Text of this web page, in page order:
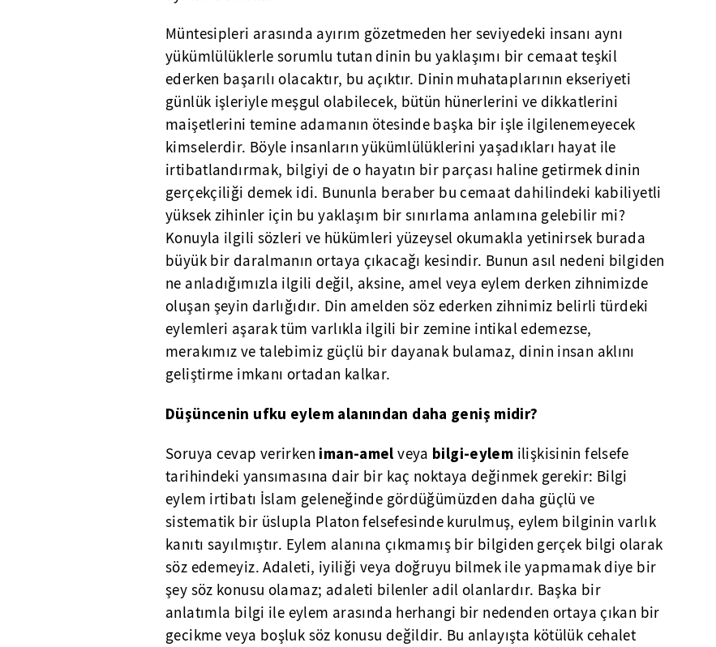
Müntesipleri arasında ayırım gözetmeden her seviyedeki insanı aynı
yükümlülüklerle sorumlu tutan dinin bu yaklaşımı bir cemaat teşkil
ederken başarılı olacaktır, bu açıktır. Dinin muhataplarının ekseriyeti
günlük işleriyle meşgul olabilecek, bütün hünerlerini ve dikkatlerini
maişetlerini temine adamanın ötesinde başka bir işle ilgilenemeyecek
kimselerdir. Böyle insanların yükümlülüklerini yaşadıkları hayat ile
irtibatlandırmak, bilgiyi de o hayatın bir parçası haline getirmek dinin
gerçekçiliği demek idi. Bununla beraber bu cemaat dahilindeki kabiliyetli
yüksek zihinler için bu yaklaşım bir sınırlama anlamına gelebilir mi?
Konuyla ilgili sözleri ve hükümleri yüzeysel okumakla yetinirsek burada
büyük bir daralmanın ortaya çıkacağı kesindir. Bunun asıl nedeni bilgiden
ne anladığımızla ilgili değil, aksine, amel veya eylem derken zihnimizde
oluşan şeyin darlığıdır. Din amelden söz ederken zihnimiz belirli türdeki
eylemleri aşarak tüm varlıkla ilgili bir zemine intikal edemezse,
merakımız ve talebimiz güçlü bir dayanak bulamaz, dinin insan aklını
geliştirme imkanı ortadan kalkar.
Düşüncenin ufku eylem alanından daha geniş midir?
Soruya cevap verirken iman-amel veya bilgi-eylem ilişkisinin felsefe
tarihindeki yansımasına dair bir kaç noktaya değinmek gerekir: Bilgi
eylem irtibatı İslam geleneğinde gördüğümüzden daha güçlü ve
sistematik bir üslupla Platon felsefesinde kurulmuş, eylem bilginin varlık
kanıtı sayılmıştır. Eylem alanına çıkmamış bir bilgiden gerçek bilgi olarak
söz edemeyiz. Adaleti, iyiliği veya doğruyu bilmek ile yapmamak diye bir
şey söz konusu olamaz; adaleti bilenler adil olanlardır. Başka bir
anlatımla bilgi ile eylem arasında herhangi bir nedenden ortaya çıkan bir
gecikme veya boşluk söz konusu değildir. Bu anlayışta kötülük cehalet